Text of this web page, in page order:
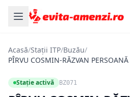
Acasă/Stații ITP/Buzău/
PÎRVU COSMIN-RĂZVAN
Stație activă BZ071